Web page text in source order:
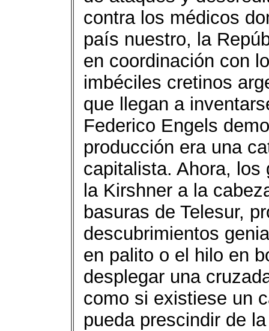
contra los médicos
país nuestro, la
en coordinación con
imbéciles cretinos
que llegan a
Federico Engels
producción era una
capitalista. Ahora,
la Kirshner a la
basuras de Telesur,
descubrimientos
en palito o el hilo en
desplegar una
como si existiese un
pueda prescindir de